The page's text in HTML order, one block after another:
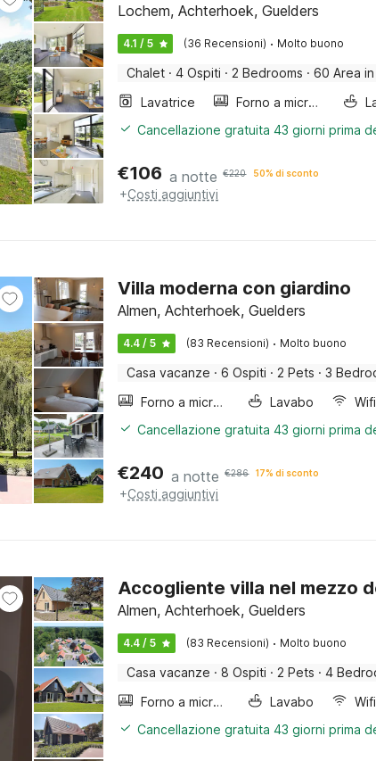
Lochem, Achterhoek, Guelders
4.1 / 5 (36 Recensioni) · Molto buono
Chalet · 4 Ospiti · 2 Bedrooms · 60 Area in
Lavatrice
Forno a microonde combinato
Cancellazione gratuita 43 giorni prima
€106 a notte €220 50% di sconto
+Costi aggiuntivi
Villa moderna con giardino
Almen, Achterhoek, Guelders
4.4 / 5 (83 Recensioni) · Molto buono
Casa vacanze · 6 Ospiti · 2 Pets · 3
Forno a microonde combinato
Lavabo Wifi
Cancellazione gratuita 43 giorni prima
€240 a notte €286 17% di sconto
+Costi aggiuntivi
Accogliente villa nel mezzo
Almen, Achterhoek, Guelders
4.4 / 5 (83 Recensioni) · Molto buono
Casa vacanze · 8 Ospiti · 2 Pets · 4
Forno a microonde combinato
Lavabo Wifi
Cancellazione gratuita 43 giorni prima